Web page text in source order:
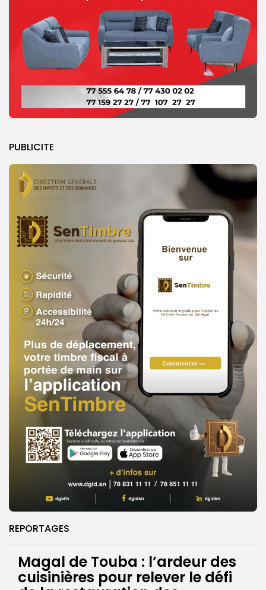
PUBLICITE
REPORTAGES
Magal de Touba : l’ardeur des
cuisinières pour relever le défi